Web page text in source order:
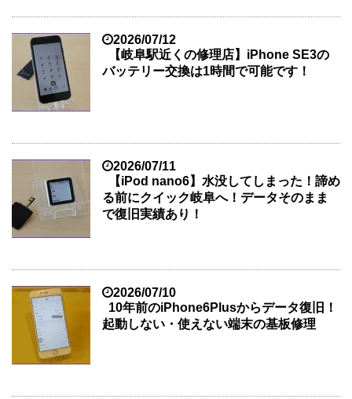
2026/07/12
【岐阜駅近くの修理店】iPhone SE3の
バッテリー交換は1時間で可能です！
2026/07/11
【iPod nano6】水没してしまった！諦め
る前にクイック岐阜へ！データそのまま
で復旧実績あり！
2026/07/10
10年前のiPhone6Plusからデータ復旧！
起動しない・使えない端末の基板修理